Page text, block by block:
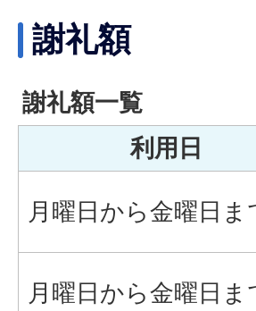
謝礼額
謝礼額一覧
利用日
月曜日から金曜日ま
月曜日から金曜日ま